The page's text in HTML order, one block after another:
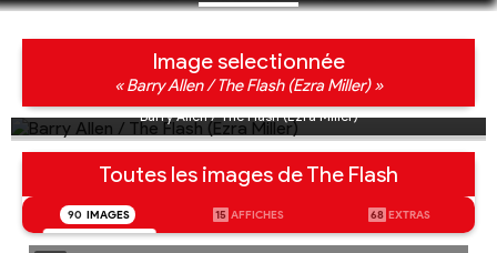
Image selectionnée
« Barry Allen / The Flash (Ezra Miller) »
Barry Allen / The Flash (Ezra Miller)
Toutes les images de The Flash
90 IMAGES 15 AFFICHES 68 EXTRAS